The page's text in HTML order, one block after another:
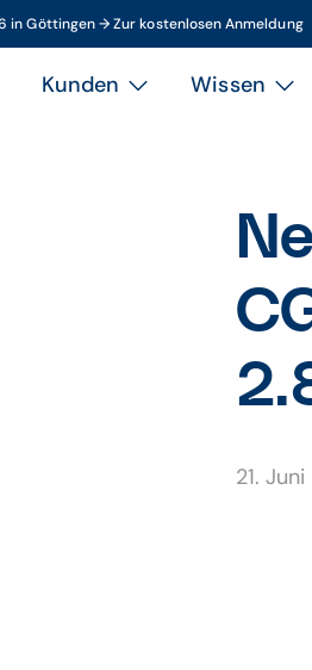
in Göttingen → Zur kostenlosen Anmeldung
Kunden Wissen
21.